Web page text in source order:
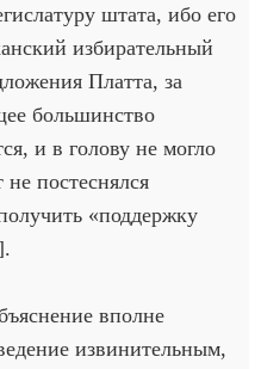
штата, ибо его
избирательный
Платта, за
большинство
и в голову не могло
постеснялся
«поддержку
вполне
извинительным,